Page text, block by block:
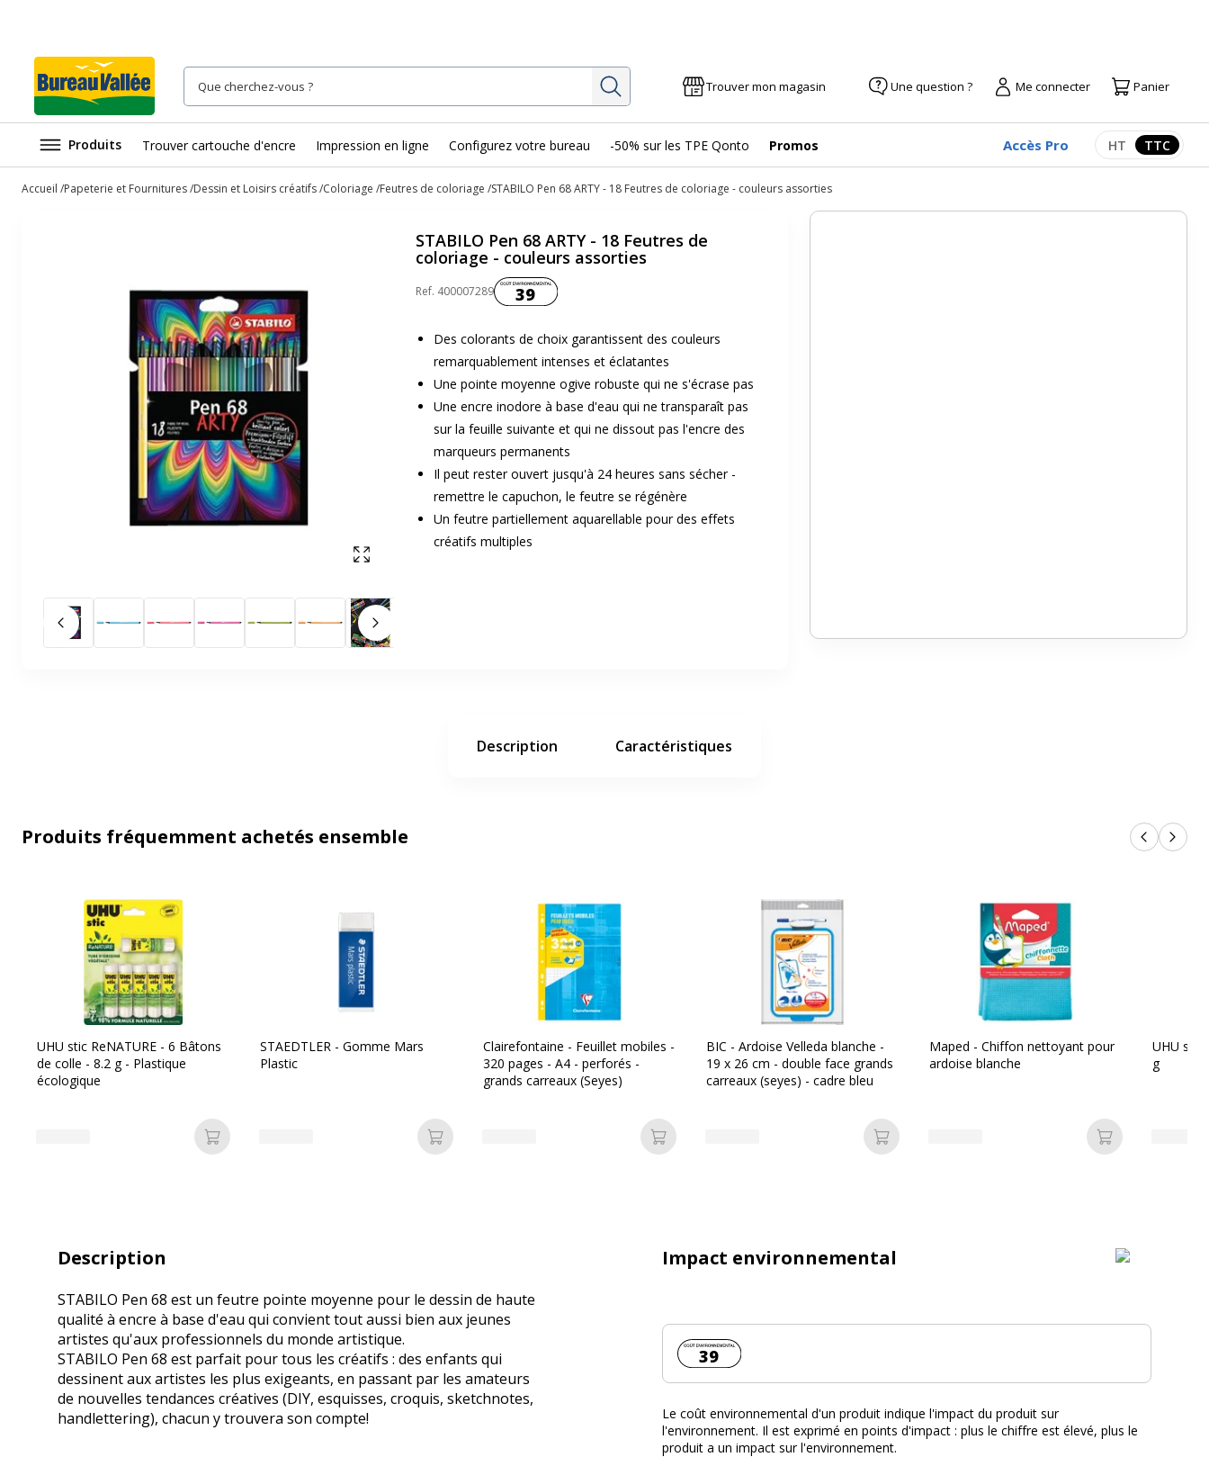
Rechercher Trouver mon magasin Une question ? Me connecter Panier
Produits Trouver cartouche d'encre Impression en ligne Configurez votre bureau -50% sur les TPE Qonto Promos Accès Pro Afficher les
HT TTC
Accueil Papeterie et Fournitures Dessin et Loisirs créatifs Coloriage Feutres de coloriage STABILO Pen 68 ARTY - 18 Feutres de coloriage - couleurs assorties
Afficher en plein écran
Slide précédent Slide suivant
STABILO Pen 68 ARTY - 18 Feutres de
coloriage - couleurs assorties
Ref. 400007289Coût environnemental :
39
Des colorants de choix garantissent des couleurs
remarquablement intenses et éclatantes
Une pointe moyenne ogive robuste qui ne s'écrase pas
Une encre inodore à base d'eau qui ne transparaît pas
sur la feuille suivante et qui ne dissout pas l'encre des
marqueurs permanents
Il peut rester ouvert jusqu'à 24 heures sans sécher -
remettre le capuchon, le feutre se régénère
Un feutre partiellement aquarellable pour des effets
créatifs multiples
Description Caractéristiques
Produits fréquemment achetés ensemble Produits
UHU stic ReNATURE - 6 Bâtons
de colle - 8.2 g - Plastique
écologique
Ajouter au panier
STAEDTLER - Gomme Mars
Plastic
Ajouter au panier
Clairefontaine - Feuillet mobiles -
320 pages - A4 - perforés -
grands carreaux (Seyes)
Ajouter au panier
BIC - Ardoise Velleda blanche -
19 x 26 cm - double face grands
carreaux (seyes) - cadre bleu
Ajouter au panier
Maped - Chiffon nettoyant pour
ardoise blanche
Ajouter au
UHU stic
g
Description
STABILO Pen 68 est un feutre pointe moyenne pour le dessin de haute
qualité à encre à base d'eau qui convient tout aussi bien aux jeunes
artistes qu'aux professionnels du monde artistique.
STABILO Pen 68 est parfait pour tous les créatifs : des enfants qui
dessinent aux artistes les plus exigeants, en passant par les amateurs
de nouvelles tendances créatives (DIY, esquisses, croquis, sketchnotes,
handlettering), chacun y trouvera son compte!
Impact environnemental
Coût environnemental :
39
Le coût environnemental d'un produit indique l'impact du produit sur
l'environnement. Il est exprimé en points d'impact : plus le chiffre est élevé, plus le
produit a un impact sur l'environnement.